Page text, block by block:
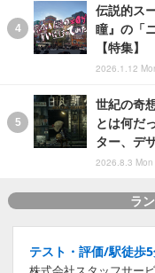
伝説的ス
瞳』の「
【特集】
2026.1.12
世紀の奇
とは何だ
ター、デ
2026.8.3
ラ
テスト・評価/駅徒歩